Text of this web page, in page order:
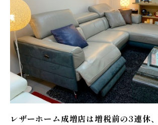
レザーホーム成増店は増税前の3連休